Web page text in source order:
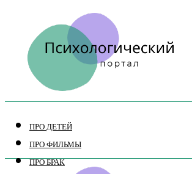
ПРО ДЕТЕЙ
ПРО ФИЛЬМЫ
ПРО БРАК